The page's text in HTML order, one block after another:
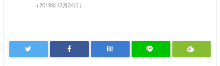
（2019年12月24日）
B!